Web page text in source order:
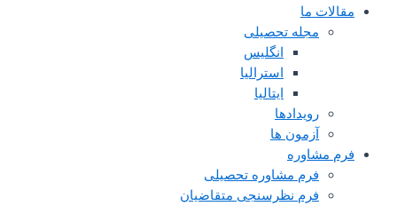
مقالات ما
مجله تحصیلی
انگلیس
استرالیا
ایتالیا
رویدادها
آزمون ها
فرم مشاوره
فرم مشاوره تحصیلی
فرم نظرسنجی متقاضیان